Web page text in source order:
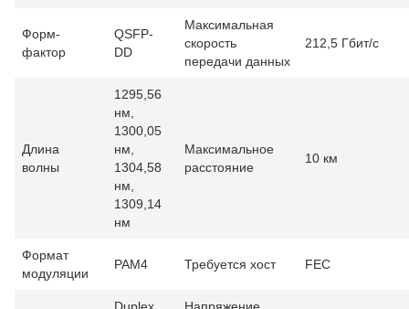
Форм-
фактор
QSFP-
DD
Максимальная
скорость
передачи данных
212,5 Гбит/с
Длина
волны
1295,56
нм,
1300,05
нм,
1304,58
нм,
1309,14
нм
Максимальное
расстояние
10 км
Формат
модуляции
PAM4 Требуется хост FEC